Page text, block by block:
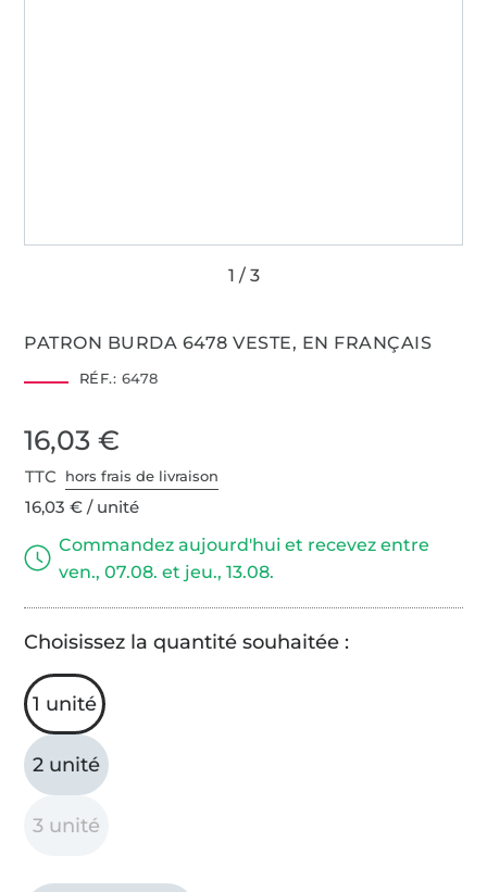
PATRON BURDA 6478 VESTE, EN FRANÇAIS
RÉF.: 6478
16,03 €
TTC hors frais de livraison
16,03 € / unité
Commandez aujourd'hui et recevez entre
ven., 07.08. et jeu., 13.08.
Choisissez la quantité souhaitée :
1 unité
2 unité
3 unité